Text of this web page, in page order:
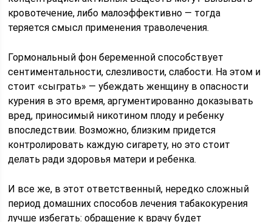
кровотечение, либо малоэффективно — тогда
теряется смысл применения траволечения.
Гормональный фон беременной способствует
сентиментальности, слезливости, слабости. На этом и
стоит «сыграть» — убеждать женщину в опасности
курения в это время, аргументированно доказывать
вред, приносимый никотином плоду и ребенку
впоследствии. Возможно, близким придется
контролировать каждую сигарету, но это стоит
делать ради здоровья матери и ребенка.
И все же, в этот ответственный, нередко сложный
период домашних способов лечения табакокурения
лучше избегать: обращение к врачу будет